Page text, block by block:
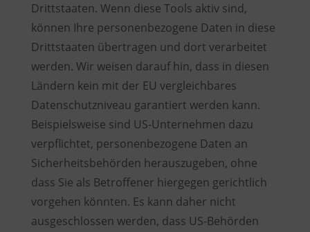
Drittstaaten. Wenn diese Tools aktiv sind,
können Ihre personenbezogene Daten in diese
Drittstaaten übertragen und dort verarbeitet
werden. Wir weisen darauf hin, dass in diesen
Ländern kein mit der EU vergleichbares
Datenschutzniveau garantiert werden kann.
Beispielsweise sind US-Unternehmen dazu
verpflichtet, personenbezogene Daten an
Sicherheitsbehörden herauszugeben, ohne
dass Sie als Betroffener hiergegen gerichtlich
vorgehen könnten. Es kann daher nicht
ausgeschlossen werden, dass US-Behörden